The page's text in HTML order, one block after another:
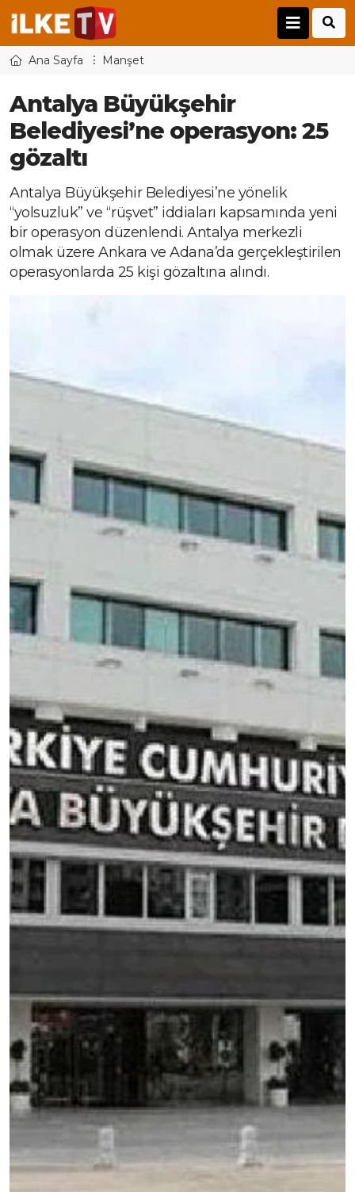
Ana Sayfa Manşet
Antalya Büyükşehir
Belediyesi’ne operasyon: 25
gözaltı
Antalya Büyükşehir Belediyesi’ne yönelik
“yolsuzluk” ve “rüşvet” iddiaları kapsamında yeni
bir operasyon düzenlendi. Antalya merkezli
olmak üzere Ankara ve Adana’da gerçekleştirilen
operasyonlarda 25 kişi gözaltına alındı.